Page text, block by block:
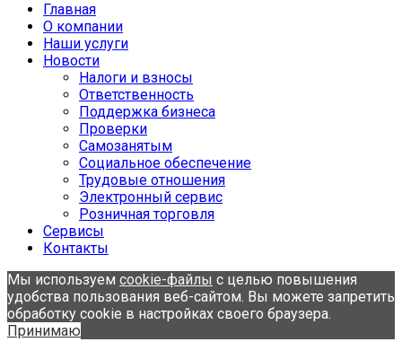
Главная
О компании
Наши услуги
Новости
Налоги и взносы
Ответственность
Поддержка бизнеса
Проверки
Самозанятым
Социальное обеспечение
Трудовые отношения
Электронный сервис
Розничная торговля
Сервисы
Контакты
Мы используем cookie-файлы с целью повышения
удобства пользования веб-сайтом. Вы можете запретить
обработку cookie в настройках своего браузера.
Принимаю